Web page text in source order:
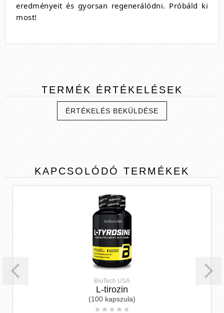
eredményeit és gyorsan regenerálódni. Próbáld ki
most!
TERMÉK ÉRTÉKELÉSEK
ÉRTÉKELÉS BEKÜLDÉSE
KAPCSOLÓDÓ TERMÉKEK
BioTech USA
L-tirozin
(100 kapszula)